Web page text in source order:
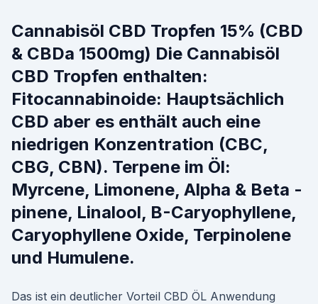
Cannabisöl CBD Tropfen 15% (CBD
& CBDa 1500mg) Die Cannabisöl
CBD Tropfen enthalten:
Fitocannabinoide: Hauptsächlich
CBD aber es enthält auch eine
niedrigen Konzentration (CBC,
CBG, CBN). Terpene im Öl:
Myrcene, Limonene, Alpha & Beta -
pinene, Linalool, B-Caryophyllene,
Caryophyllene Oxide, Terpinolene
und Humulene.
Das ist ein deutlicher Vorteil CBD ÖL Anwendung